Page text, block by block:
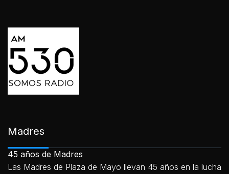
Madres
45 años de Madres
Las Madres de Plaza de Mayo llevan 45 años en la lucha